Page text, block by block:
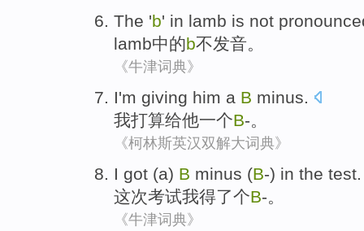
The 'b' in lamb is not
lamb中的b不发音。
《牛津词典》
I'm giving him a B minus.
我打算给他一个B-。
《柯林斯英汉双解大词典》
I got (a) B minus (B-) in the test
这次考试我得了个B-。
《牛津词典》